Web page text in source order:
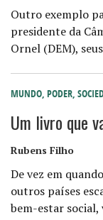
Outro exemplo
presidente da
Ornel (DEM),
MUNDO, PODER,
Um livro que
Rubens Filho
De vez em
outros países
bem-estar social,